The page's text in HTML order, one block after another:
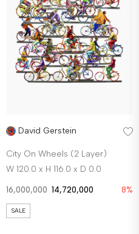
David Gerstein
City On Wheels (2 Layer)
W 120.0 x H 116.0 x D 0.0
16,000,000 14,720,000 8%
SALE